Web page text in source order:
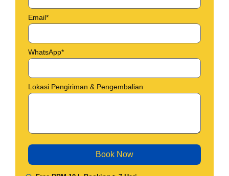
Email*
WhatsApp*
Lokasi Pengiriman & Pengembalian